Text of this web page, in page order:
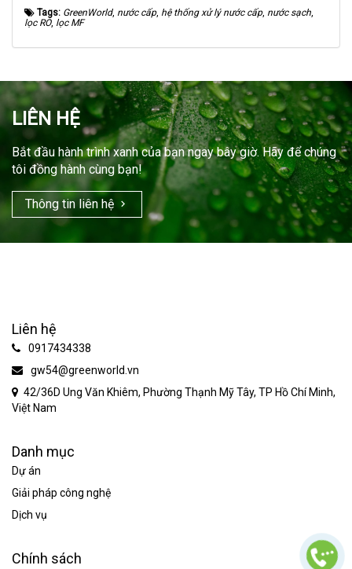
Tags: GreenWorld, nước cấp, hệ thống xử lý nước cấp, nước sạch,
lọc RO, lọc MF
LIÊN HỆ
Bắt đầu hành trình xanh của bạn ngay bây giờ. Hãy để chúng
tôi đồng hành cùng bạn!
Thông tin liên hệ
Liên hệ
0917434338
gw54@greenworld.vn
42/36D Ung Văn Khiêm, Phường Thạnh Mỹ Tây, TP Hồ Chí Minh,
Việt Nam
Danh mục
Dự án
Giải pháp công nghệ
Dịch vụ
Chính sách